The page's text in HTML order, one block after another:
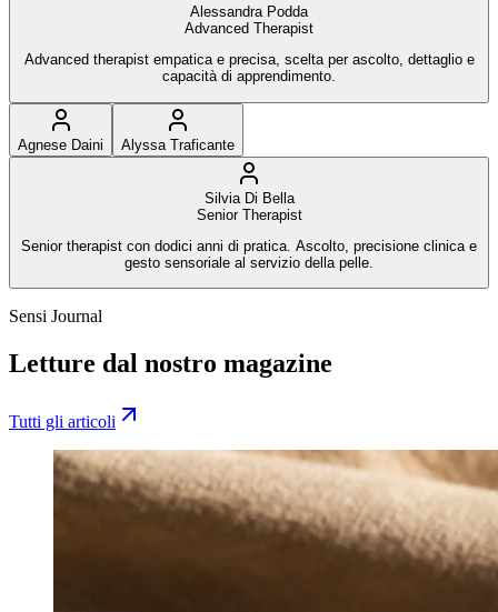
Alessandra Podda
Advanced Therapist
Advanced therapist empatica e precisa, scelta per ascolto, dettaglio e
capacità di apprendimento.
Agnese Daini Alyssa Traficante
Silvia Di Bella
Senior Therapist
Senior therapist con dodici anni di pratica. Ascolto, precisione clinica e
gesto sensoriale al servizio della pelle.
Sensi Journal
Letture dal nostro magazine
Tutti gli articoli